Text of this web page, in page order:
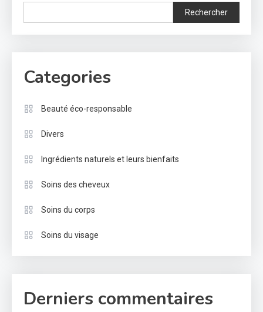
Rechercher
Categories
Beauté éco-responsable
Divers
Ingrédients naturels et leurs bienfaits
Soins des cheveux
Soins du corps
Soins du visage
Derniers commentaires